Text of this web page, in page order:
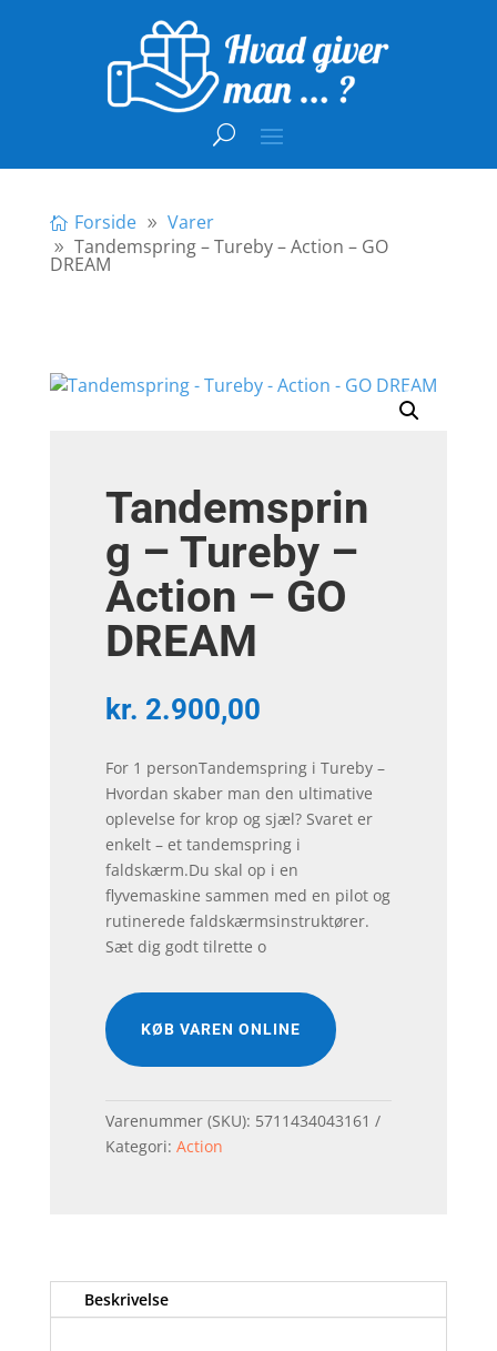
Forside
Varer
Tandemspring – Tureby – Action – GO
DREAM
Tandemsprin
g – Tureby –
Action – GO
DREAM
kr. 2.900,00
For 1 personTandemspring i Tureby –
Hvordan skaber man den ultimative
oplevelse for krop og sjæl? Svaret er
enkelt – et tandemspring i
faldskærm.Du skal op i en
flyvemaskine sammen med en pilot og
rutinerede faldskærmsinstruktører.
Sæt dig godt tilrette o
KØB VAREN ONLINE
Varenummer (SKU): 5711434043161
Kategori: Action
Beskrivelse